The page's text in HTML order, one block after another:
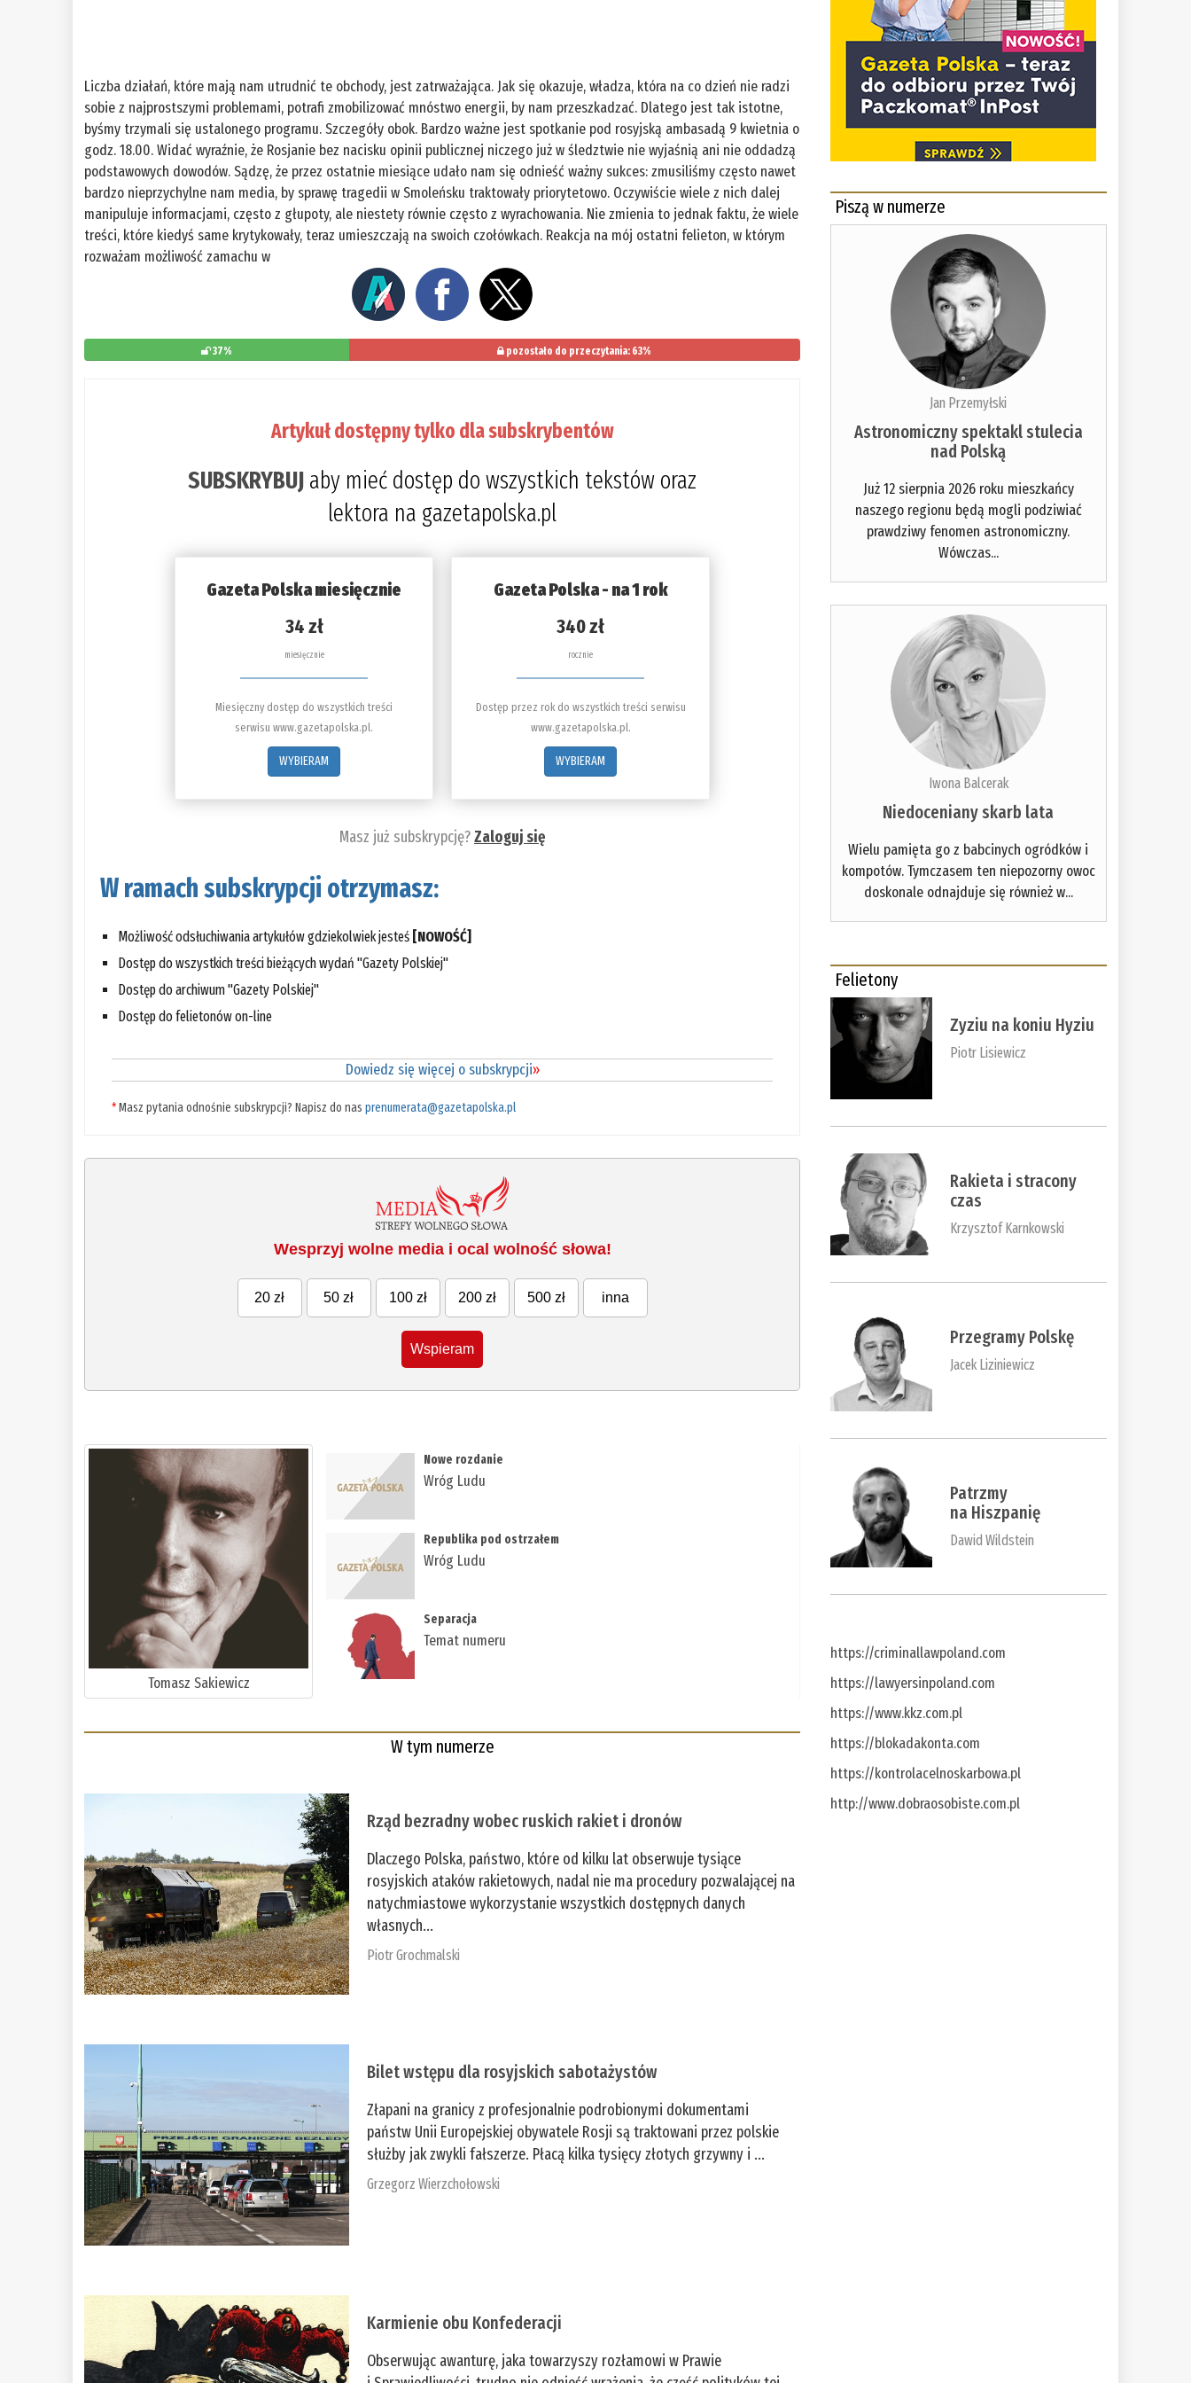
Liczba działań, które mają nam utrudnić te obchody, jest zatrważająca. Jak się okazuje, władza, która na co dzień nie radzi
sobie z najprostszymi problemami, potrafi zmobilizować mnóstwo energii, by nam przeszkadzać. Dlatego jest tak istotne,
byśmy trzymali się ustalonego programu. Szczegóły obok. Bardzo ważne jest spotkanie pod rosyjską ambasadą 9 kwietnia o
godz. 18.00. Widać wyraźnie, że Rosjanie bez nacisku opinii publicznej niczego już w śledztwie nie wyjaśnią ani nie oddadzą
podstawowych dowodów. Sądzę, że przez ostatnie miesiące udało nam się odnieść ważny sukces: zmusiliśmy często nawet
bardzo nieprzychylne nam media, by sprawę tragedii w Smoleńsku traktowały priorytetowo. Oczywiście wiele z nich dalej
manipuluje informacjami, często z głupoty, ale niestety równie często z wyrachowania. Nie zmienia to jednak faktu, że wiele
treści, które kiedyś same krytykowały, teraz umieszczają na swoich czołówkach. Reakcja na mój ostatni felieton, w którym
rozważam możliwość zamachu w
37% pozostało do przeczytania: 63%
Artykuł dostępny tylko dla subskrybentów
SUBSKRYBUJ aby mieć dostęp do wszystkich tekstów oraz
lektora na gazetapolska.pl
Gazeta Polska miesięcznie
34 zł
miesięcznie
Miesięczny dostęp do wszystkich treści
serwisu www.gazetapolska.pl.
WYBIERAM
Gazeta Polska - na 1 rok
340 zł
rocznie
Dostęp przez rok do wszystkich treści serwisu
www.gazetapolska.pl.
WYBIERAM
Masz już subskrypcję?Zaloguj się
W ramach subskrypcji otrzymasz:
Możliwość odsłuchiwania artykułów gdziekolwiek jesteś [NOWOŚĆ]
Dostęp do wszystkich treści bieżących wydań "Gazety Polskiej"
Dostęp do archiwum "Gazety Polskiej"
Dostęp do felietonów on-line
Dowiedz się więcej o subskrypcji»
*Masz pytania odnośnie subskrypcji? Napisz do nasprenumerata@gazetapolska.pl
Wesprzyj wolne media i ocal wolność słowa!
20 zł 50 zł 100 zł 200 zł 500 zł inna
Wspieram
Tomasz Sakiewicz
Nowe rozdanie
Wróg Ludu
Republika pod ostrzałem
Wróg Ludu
Separacja
Temat numeru
W tym numerze
Rząd bezradny wobec ruskich rakiet i dronów
Dlaczego Polska, państwo, które od kilku lat obserwuje tysiące
rosyjskich ataków rakietowych, nadal nie ma procedury pozwalającej na
natychmiastowe wykorzystanie wszystkich dostępnych danych
własnych...
Piotr Grochmalski
Bilet wstępu dla rosyjskich sabotażystów
Złapani na granicy z profesjonalnie podrobionymi dokumentami
państw Unii Europejskiej obywatele Rosji są traktowani przez polskie
służby jak zwykli fałszerze. Płacą kilka tysięcy złotych grzywny i ...
Grzegorz Wierzchołowski
Karmienie obu Konfederacji
Obserwując awanturę, jaka towarzyszy rozłamowi w Prawie
Piszą w numerze
Jan Przemyłski
Astronomiczny spektakl stulecia
nad Polską
Już 12 sierpnia 2026 roku mieszkańcy
naszego regionu będą mogli podziwiać
prawdziwy fenomen astronomiczny.
Wówczas...
Iwona Balcerak
Niedoceniany skarb lata
Wielu pamięta go z babcinych ogródków i
kompotów. Tymczasem ten niepozorny owoc
doskonale odnajduje się również w...
Felietony
Zyziu na koniu Hyziu
Piotr Lisiewicz
Rakieta i stracony
czas
Krzysztof Karnkowski
Przegramy Polskę
Jacek Liziniewicz
Patrzmy
na Hiszpanię
Dawid Wildstein
https://criminallawpoland.com
https://lawyersinpoland.com
https://www.kkz.com.pl
https://blokadakonta.com
https://kontrolacelnoskarbowa.pl
http://www.dobraosobiste.com.pl